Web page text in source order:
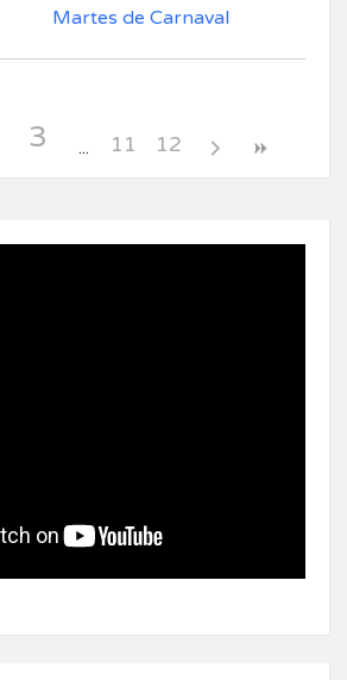
Martes de Carnaval
3 11 12